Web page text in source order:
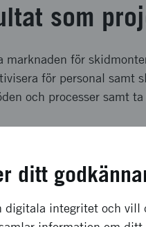
som
marknaden för
för personal samt
och processer samt
gällande
ditt
digitala integritet och vill